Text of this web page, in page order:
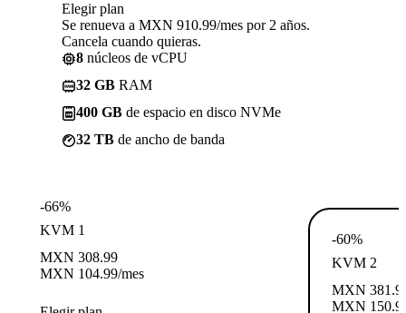
Elegir plan
Se renueva a MXN 910.99/mes por 2 años.
Cancela cuando quieras.
8 núcleos de vCPU
32 GB RAM
400 GB de espacio en disco NVMe
32 TB de ancho de banda
-66%
KVM 1
MXN 308.99
MXN 104.99/mes
-60%
KVM 2
MXN
MXN